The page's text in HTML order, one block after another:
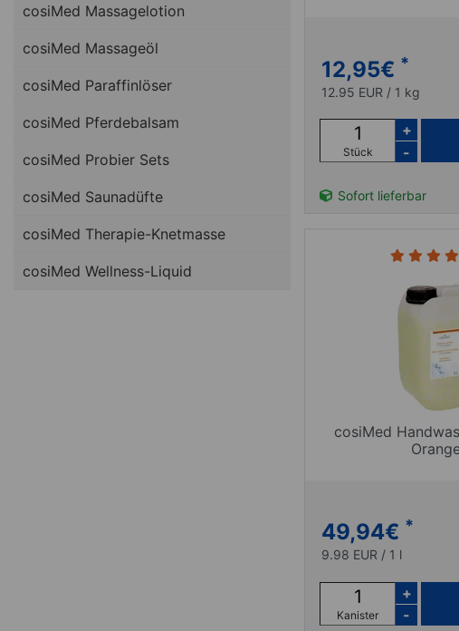
cosiMed Massagelotion
cosiMed Massageöl
cosiMed Paraffinlöser
cosiMed Pferdebalsam
cosiMed Probier Sets
cosiMed Saunadüfte
cosiMed Therapie-Knetmasse
cosiMed Wellness-Liquid
12,95€ *
12.95 EUR / 1 kg
Stück
+
-
Sofort lieferbar
cosiMed
49,94€ *
9.98 EUR / 1 l
Kanister
+
-